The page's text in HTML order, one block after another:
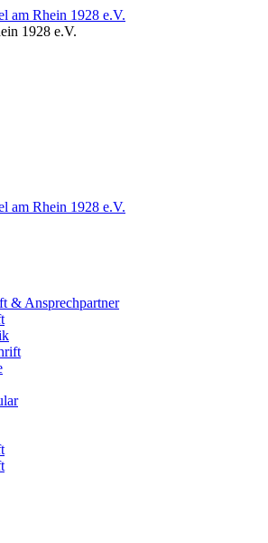
1928 e.V.
& Ansprechpartner